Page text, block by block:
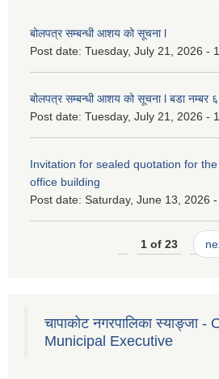
बोलपत्र सम्बन्धी आशय को सूचना l
Post date: Tuesday, July 21, 2026 -
बोलपत्र सम्बन्धी आशय को सूचना l बडा नम्बर ६
Post date: Tuesday, July 21, 2026 -
Invitation for sealed quotation for
office building
Post date: Saturday, June 13, 2026
1 of 23
चापाकोट नगरपालिका स्याङ्जा
Municipal Executive